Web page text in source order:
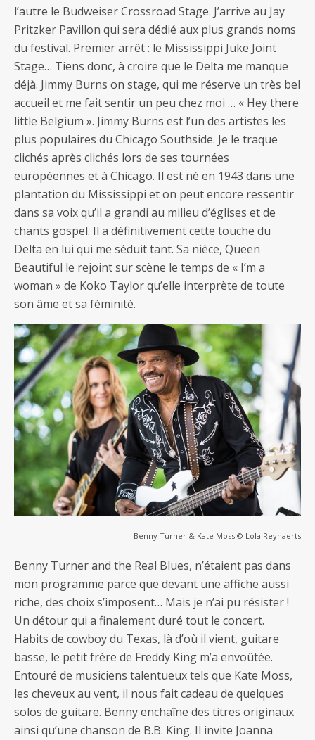
l’autre le Budweiser Crossroad Stage. J’arrive au Jay
Pritzker Pavillon qui sera dédié aux plus grands noms
du festival. Premier arrêt : le Mississippi Juke Joint
Stage… Tiens donc, à croire que le Delta me manque
déjà. Jimmy Burns on stage, qui me réserve un très bel
accueil et me fait sentir un peu chez moi … « Hey there
little Belgium ». Jimmy Burns est l’un des artistes les
plus populaires du Chicago Southside. Je le traque
clichés après clichés lors de ses tournées
européennes et à Chicago. Il est né en 1943 dans une
plantation du Mississippi et on peut encore ressentir
dans sa voix qu’il a grandi au milieu d’églises et de
chants gospel. Il a définitivement cette touche du
Delta en lui qui me séduit tant. Sa nièce, Queen
Beautiful le rejoint sur scène le temps de « I’m a
woman » de Koko Taylor qu’elle interprète de toute
son âme et sa féminité.
Benny Turner & Kate Moss © Lola Reynaerts
Benny Turner and the Real Blues, n’étaient pas dans
mon programme parce que devant une affiche aussi
riche, des choix s’imposent… Mais je n’ai pu résister !
Un détour qui a finalement duré tout le concert.
Habits de cowboy du Texas, là d’où il vient, guitare
basse, le petit frère de Freddy King m’a envoûtée.
Entouré de musiciens talentueux tels que Kate Moss,
les cheveux au vent, il nous fait cadeau de quelques
solos de guitare. Benny enchaîne des titres originaux
ainsi qu’une chanson de B.B. King. Il invite Joanna